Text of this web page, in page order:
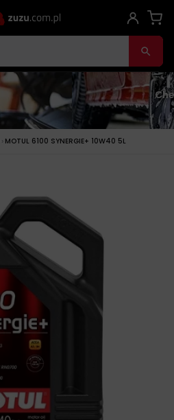
› MOTUL 6100 SYNERGIE+ 10W40 5L